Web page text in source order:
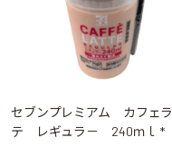
セブンプレミアム カフェラ
テ レギュラ－ 240ｍｌ *